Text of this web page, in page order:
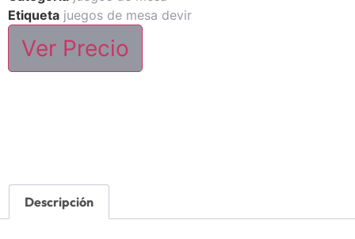
Etiqueta juegos de mesa devir
Ver Precio
Descripción